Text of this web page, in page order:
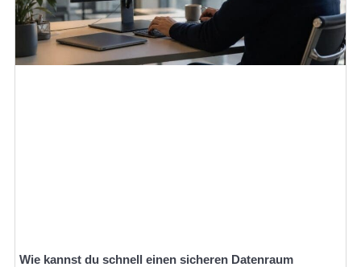
Wie kannst du schnell einen sicheren Datenraum